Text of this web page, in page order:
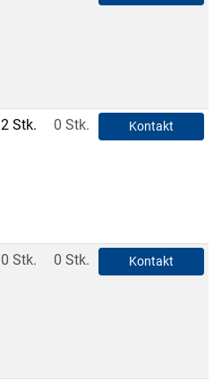
2 Stk. 0 Stk. Kontakt
0 Stk. 0 Stk. Kontakt